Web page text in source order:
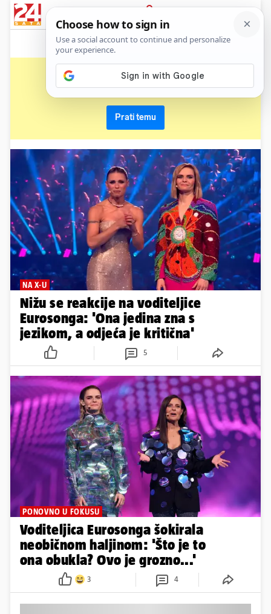
PRIJAVA
News
hazel brugger
Prati temu
NA X-U
Nižu se reakcije na voditeljice
Eurosonga: 'Ona jedina zna s
jezikom, a odjeća je kritična'
5
PONOVNO U FOKUSU
Voditeljica Eurosonga šokirala
neobičnom haljinom: 'Što je to
ona obukla? Ovo je grozno...'
3 4